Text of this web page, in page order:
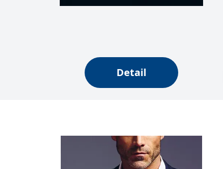
Detail
Corporation
web.
Tento soubor
synchronizuje
.seznam.cz 1 měsíc
Toto je velmi
Google LLC
.grada.cz
Tento soubor
uživatel mohl
.grada.cz
Google LLC
.doubleclick.net
15 minut Tento soubor